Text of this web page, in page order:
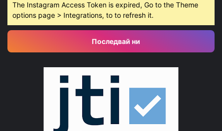
The Instagram Access Token is expired, Go to the Theme
options page > Integrations, to to refresh it.
Последвай ни